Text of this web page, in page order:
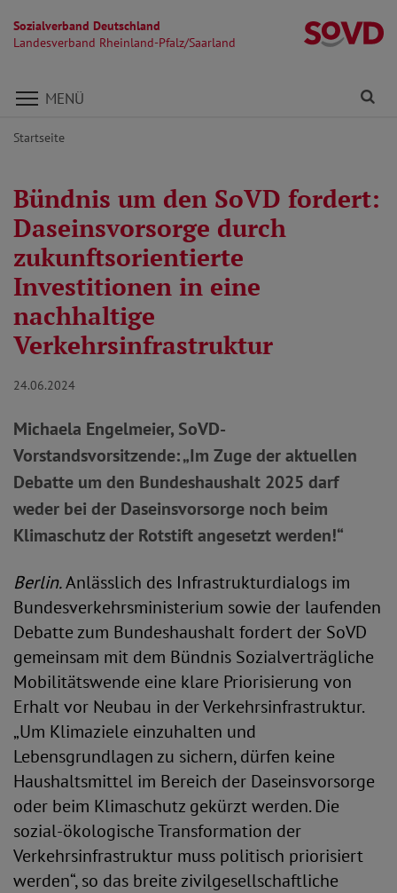
Sozialverband Deutschland
Landesverband Rheinland-Pfalz/Saarland
Direkt zu den Inhalten springen
MENÜ
Startseite
Bündnis um den SoVD fordert:
Daseinsvorsorge durch
zukunftsorientierte
Investitionen in eine
nachhaltige
Verkehrsinfrastruktur
24.06.2024
Michaela Engelmeier, SoVD-
Vorstandsvorsitzende: „Im Zuge der aktuellen
Debatte um den Bundeshaushalt 2025 darf
weder bei der Daseinsvorsorge noch beim
Klimaschutz der Rotstift angesetzt werden!“
Berlin.Anlässlich des Infrastrukturdialogs im
Bundesverkehrsministerium sowie der laufenden
Debatte zum Bundeshaushalt fordert der SoVD
gemeinsam mit dem Bündnis Sozialverträgliche
Mobilitätswende eine klare Priorisierung von
Erhalt vor Neubau in der Verkehrsinfrastruktur.
„Um Klimaziele einzuhalten und
Lebensgrundlagen zu sichern, dürfen keine
Haushaltsmittel im Bereich der Daseinsvorsorge
oder beim Klimaschutz gekürzt werden. Die
sozial-ökologische Transformation der
Verkehrsinfrastruktur muss politisch priorisiert
werden“, so das breite zivilgesellschaftliche